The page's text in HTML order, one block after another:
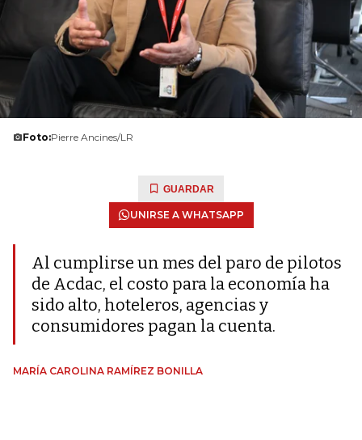
Foto:Pierre Ancines/LR
GUARDAR
UNIRSE A WHATSAPP
Al cumplirse un mes del paro de pilotos
de Acdac, el costo para la economía ha
sido alto, hoteleros, agencias y
consumidores pagan la cuenta.
MARÍA CAROLINA RAMÍREZ BONILLA